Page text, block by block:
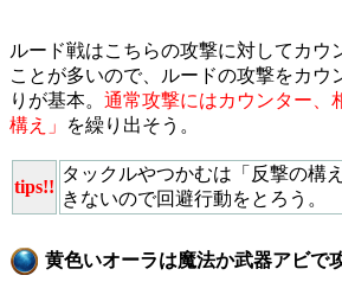
ルード戦はこちらの攻撃に対してカウ
ことが多いので、ルードの攻撃をカウ
りが基本。 通常攻撃にはカウンター、
構え」
を繰り出そう。
tips!!
タックルやつかむは「反撃の構
きないので回避行動をとろう。
黄色いオーラは魔法か武器アビで